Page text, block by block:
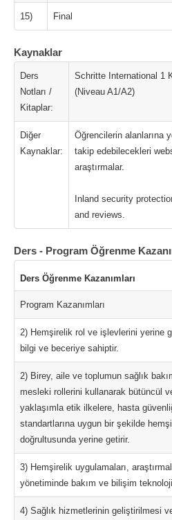
15) Final
Kaynaklar
Ders
Notları /
Kitaplar:
Schritte International 1
(Niveau A1/A2)
Diğer
Kaynaklar:
Öğrencilerin alanlarına
takip edebilecekleri
araştırmalar.
Inland security
and reviews.
Ders - Program Öğrenme
Ders Öğrenme Kazanımları
Program Kazanımları
2) Hemşirelik rol ve işlevlerini yerine
bilgi ve beceriye sahiptir.
2) Birey, aile ve toplumun sağlık
mesleki rollerini kullanarak bütüncül
yaklaşımla etik ilkelere, hasta
standartlarına uygun bir şekilde
doğrultusunda yerine getirir.
3) Hemşirelik uygulamaları,
yönetiminde bakım ve bilişim
4) Sağlık hizmetlerinin geliştirilmesi